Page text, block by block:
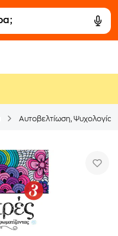
Αυτοβελτίωση, Ψυχολογία